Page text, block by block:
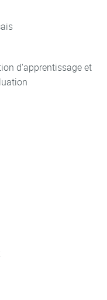
d'apprentissage et